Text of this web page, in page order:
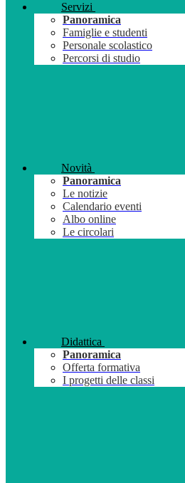
Servizi
Panoramica
Famiglie e studenti
Personale scolastico
Percorsi di studio
Novità
Panoramica
Le notizie
Calendario eventi
Albo online
Le circolari
Didattica
Panoramica
Offerta formativa
I progetti delle classi